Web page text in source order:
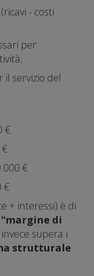
- costi
per
il servizio del
€
€
€
+ interessi) è di
"margine di
supera i
strutturale